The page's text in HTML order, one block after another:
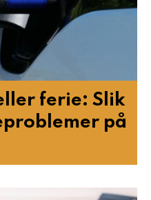
ferie: Slik
på